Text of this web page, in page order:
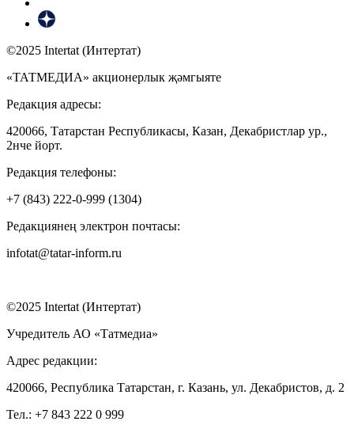
©2025 Intertat (Интертат)
«ТАТМЕДИА» акционерлык җәмгыяте
Редакция адресы:
420066, Татарстан Республикасы, Казан, Декабристлар ур.,
2нче йорт.
Редакция телефоны:
+7 (843) 222-0-999 (1304)
Редакциянең электрон почтасы:
infotat@tatar-inform.ru
©2025 Intertat (Интертат)
Учредитель АО «Татмедиа»
Адрес редакции:
420066, Республика Татарстан, г. Казань, ул. Декабристов, д. 2
Тел.: +7 843 222 0 999